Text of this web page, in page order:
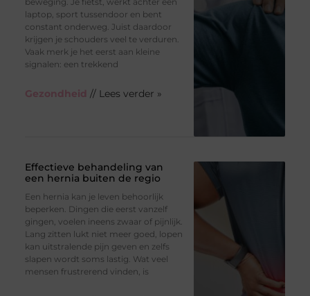
laptop, sport tussendoor en bent
constant onderweg. Juist daardoor
krijgen je schouders veel te verduren.
Vaak merk je het eerst aan kleine
signalen: een trekkend
Gezondheid // Lees verder »
Effectieve behandeling van
een hernia buiten de regio
Een hernia kan je leven behoorlijk
beperken. Dingen die eerst vanzelf
gingen, voelen ineens zwaar of pijnlijk.
Lang zitten lukt niet meer goed, lopen
kan uitstralende pijn geven en zelfs
slapen wordt soms lastig. Wat veel
mensen frustrerend vinden, is